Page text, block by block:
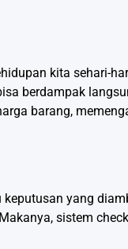
kita sehari-
berdampak
barang,
yang
sistem